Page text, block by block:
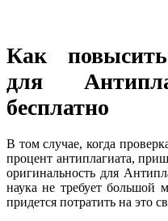
Как
для
бесплатно
В том случае, когда
процент антиплагиата,
оригинальность для
наука не требует большой
придется потратить на это